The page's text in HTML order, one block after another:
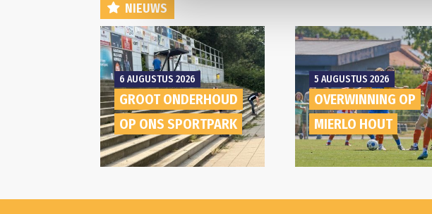
NIEUWS
6 AUGUSTUS 2026
GROOT ONDERHOUD
OP ONS SPORTPARK
5 AUGUSTUS 2026
OVERWINNING OP
MIERLO HOUT